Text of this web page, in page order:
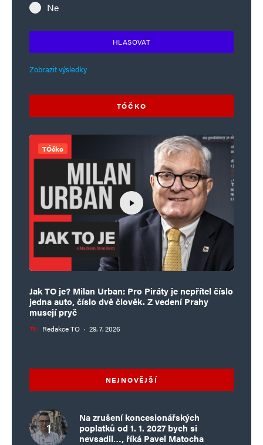
Informujte mě o nových příspěvcích e-mailem.
Ne
HLASOVAT
Zobrazit výsledky
TÓČKO
TÓčko
Jak TO je? Milan Urban: Pro Piráty je nepřítel číslo
jedna auto, číslo dvě člověk. Z vedení Prahy
musejí pryč
Redakce TO · 29. 7. 2026
NEJNOVĚJŠÍ
Na zrušení koncesionářských
poplatků od 1. 1. 2027 bych si
nevsadil…, říká Pavel Matocha